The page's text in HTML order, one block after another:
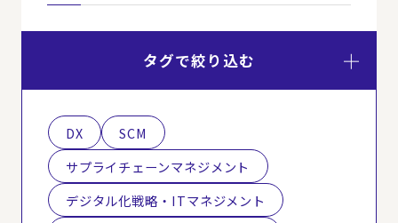
タグで絞り込む
DX
SCM
サプライチェーンマネジメント
デジタル化戦略・ITマネジメント